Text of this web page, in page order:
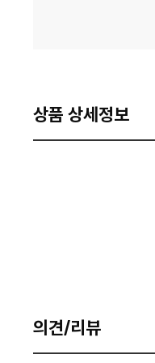
상품 상세정보
의견/리뷰